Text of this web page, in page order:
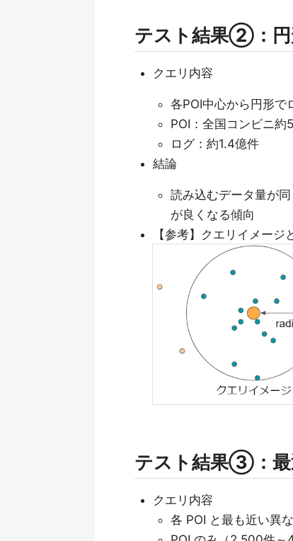
テスト結果②：円
クエリ内容
各POI中心から円形で
POI：全国コンビニ約
ログ：約1.4億件
結論
読み込むデータ量が
が良くなる傾向
【参考】クエリイメージ
テスト結果③：最
クエリ内容
各 POI と最も近い異